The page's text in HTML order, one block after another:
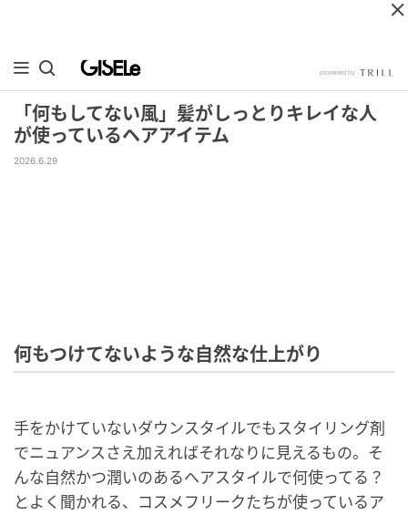
「何もしてない風」髪がしっとりキレイな人
が使っているヘアアイテム
2026.6.29
何もつけてないような自然な仕上がり
手をかけていないダウンスタイルでもスタイリング剤
でニュアンスさえ加えればそれなりに見えるもの。そ
んな自然かつ潤いのあるヘアスタイルで何使ってる？
とよく聞かれる、コスメフリークたちが使っているア